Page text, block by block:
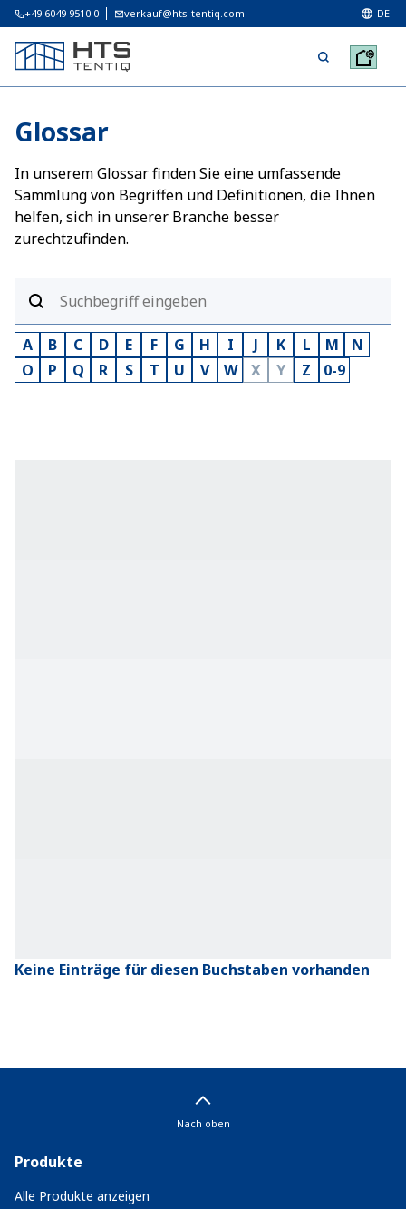
+49 6049 9510 0 verkauf@hts-tentiq.com DE
Glossar
In unserem Glossar finden Sie eine umfassende
Sammlung von Begriffen und Definitionen, die Ihnen
helfen, sich in unserer Branche besser
zurechtzufinden.
A B C D E F G H I J K L M
N
O
P Q R S T U V W X Y Z 0-9
Keine Einträge für diesen Buchstaben vorhanden
Nach oben
Produkte
Alle Produkte anzeigen